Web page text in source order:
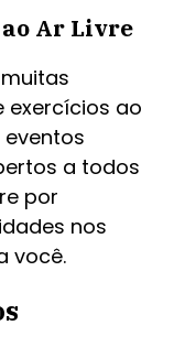
Ar Livre
exercícios ao
eventos
a todos
por
nos
você.